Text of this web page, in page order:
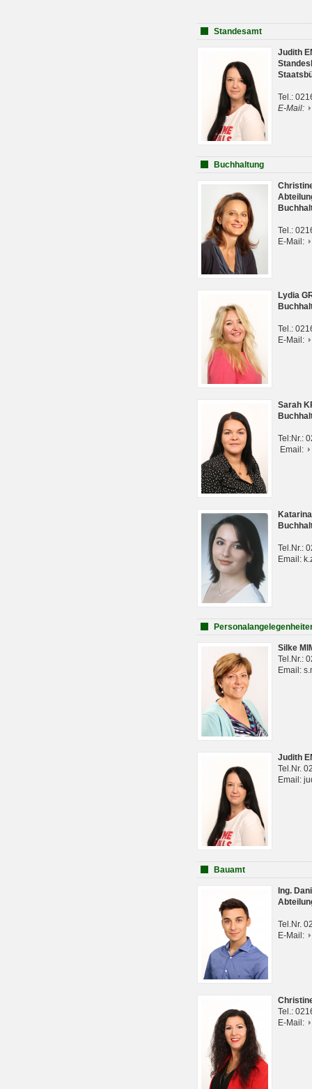
Standesamt
Judith
Tel.:
E-Mail:
Buchhaltung
Tel.:
E-Mail:
Lydia
Tel.:
E-Mail:
Sarah
Tel:Nr.:
Email:
Tel.Nr.:
Email:
Silke
Tel.Nr.:
Email:
Judith
Tel.Nr.
Email:
Bauamt
Ing.
Tel.Nr.
E-Mail:
Tel.:
E-Mail: